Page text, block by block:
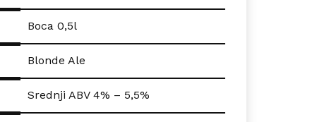
Boca 0,5l
Blonde Ale
Srednji ABV 4% – 5,5%